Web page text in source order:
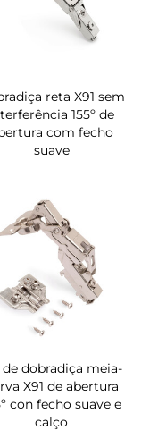
reta X91 sem
155º de
com fecho
suave
dobradiça meia-
X91 de abertura
con fecho suave e
calço